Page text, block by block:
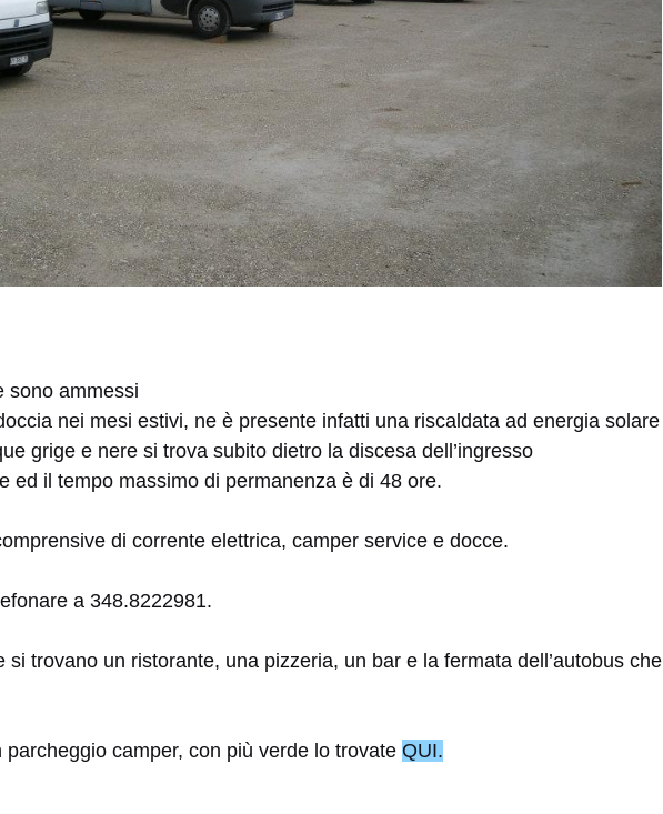
sono ammessi
nei mesi estivi, ne è presente infatti una riscaldata ad energia solare
grige e nere si trova subito dietro la discesa dell’ingresso
ed il tempo massimo di permanenza è di 48 ore.
di corrente elettrica, camper service e docce.
a 348.8222981.
si trovano un ristorante, una pizzeria, un bar e la fermata dell’autobus che
camper, con più verde lo trovate QUI.